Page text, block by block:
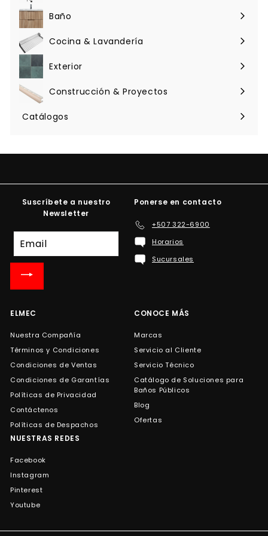
menú Baño
Expandir
menú Cocina & Lavandería
Expandir
Exterior
Expandir
menú Construcción & Proyectos
Expandir
menú
Catálogos
Suscríbete a nuestro
Newsletter
nuestra
lista
Ponerse en contacto
+507 322-6900
Horarios
Sucursales
ELMEC
Nuestra Compañía
Términos y Condiciones
Condiciones de Ventas
Condiciones de Garantías
Políticas de Privacidad
Contáctenos
Políticas de Despachos
CONOCE MÁS
Marcas
Servicio al Cliente
Servicio Técnico
Catálogo de Soluciones para
Baños Públicos
Blog
Ofertas
NUESTRAS REDES
Facebook
Instagram
Pinterest
Youtube